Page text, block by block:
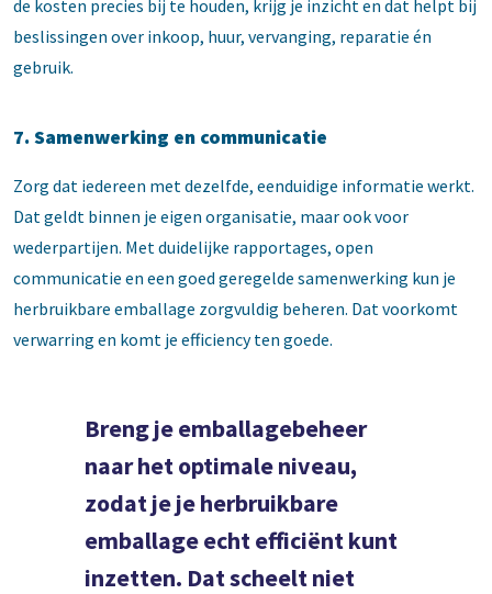
de kosten precies bij te houden, krijg je inzicht en dat helpt bij
beslissingen over inkoop, huur, vervanging, reparatie én
gebruik.
7. Samenwerking en communicatie
Zorg dat iedereen met dezelfde, eenduidige informatie werkt.
Dat geldt binnen je eigen organisatie, maar ook voor
wederpartijen. Met duidelijke rapportages, open
communicatie en een goed geregelde samenwerking kun je
herbruikbare emballage zorgvuldig beheren. Dat voorkomt
verwarring en komt je efficiency ten goede.
Breng je emballagebeheer
naar het optimale niveau,
zodat je je herbruikbare
emballage echt efficiënt kunt
inzetten. Dat scheelt niet